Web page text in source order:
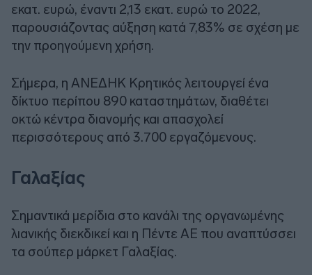
εκατ. ευρώ, έναντι 2,13 εκατ. ευρώ το 2022,
παρουσιάζοντας αύξηση κατά 7,83% σε σχέση με
την προηγούμενη χρήση.
Σήμερα, η ΑΝΕΔΗΚ Κρητικός λειτουργεί ένα
δίκτυο περίπου 890 καταστημάτων, διαθέτει
οκτώ κέντρα διανομής και απασχολεί
περισσότερους από 3.700 εργαζόμενους.
Γαλαξίας
Σημαντικά μερίδια στο κανάλι της οργανωμένης
λιανικής διεκδικεί και η Πέντε ΑΕ που αναπτύσσει
τα σούπερ μάρκετ Γαλαξίας.